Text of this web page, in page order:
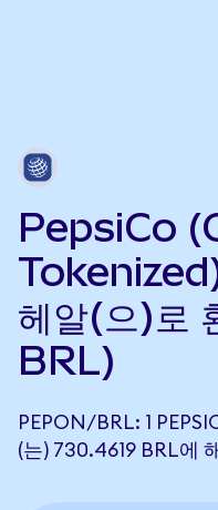
PepsiCo
헤알(으)로
BRL)
PEPON/BRL: 1
(는) 730.4619 BRL에